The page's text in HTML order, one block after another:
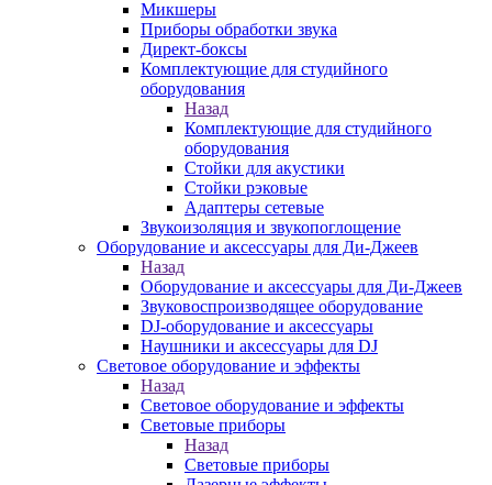
Микшеры
Приборы обработки звука
Директ-боксы
Комплектующие для студийного
оборудования
Назад
Комплектующие для студийного
оборудования
Стойки для акустики
Стойки рэковые
Адаптеры сетевые
Звукоизоляция и звукопоглощение
Оборудование и аксессуары для Ди-Джеев
Назад
Оборудование и аксессуары для Ди-Джеев
Звуковоспроизводящее оборудование
DJ-оборудование и аксессуары
Наушники и аксессуары для DJ
Световое оборудование и эффекты
Назад
Световое оборудование и эффекты
Световые приборы
Назад
Световые приборы